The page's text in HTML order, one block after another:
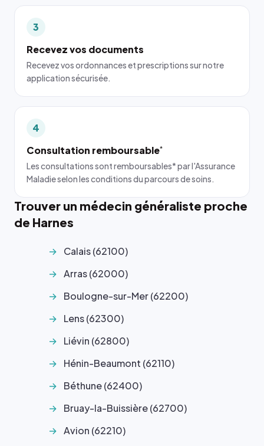
3
Recevez vos documents
Recevez vos ordonnances et prescriptions sur notre
application sécurisée.
4
Consultation remboursable*
Les consultations sont remboursables* par l'Assurance
Maladie selon les conditions du parcours de soins.
Trouver un médecin généraliste proche
de Harnes
Calais (62100)
Arras (62000)
Boulogne-sur-Mer (62200)
Lens (62300)
Liévin (62800)
Hénin-Beaumont (62110)
Béthune (62400)
Bruay-la-Buissière (62700)
Avion (62210)